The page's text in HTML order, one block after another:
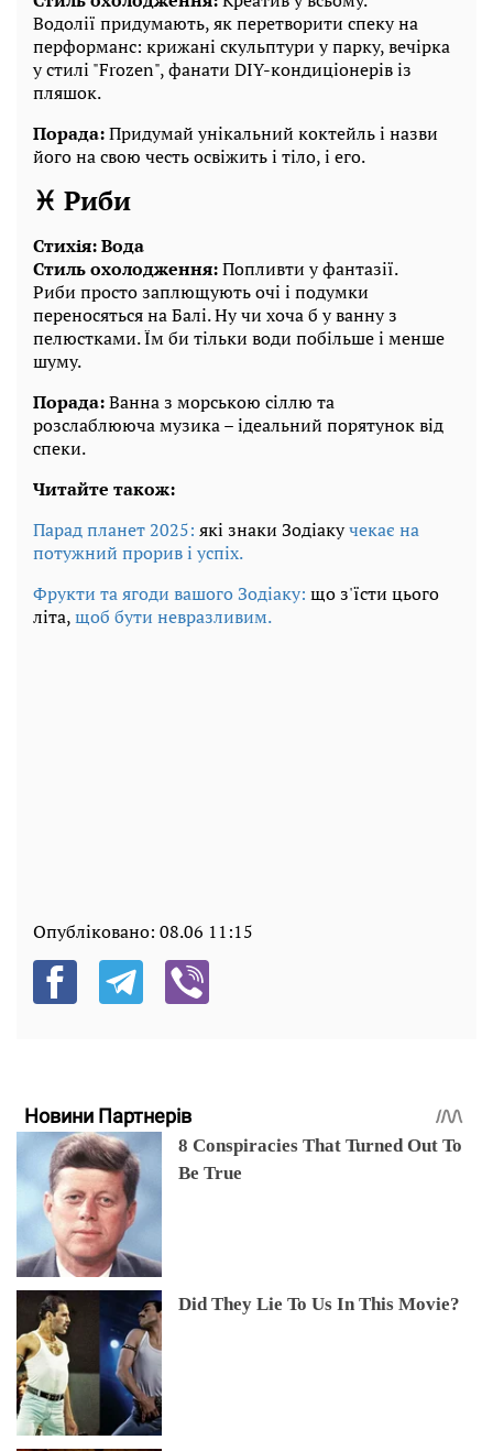
Водолії придумають, як перетворити спеку на
перформанс: крижані скульптури у парку, вечірка
у стилі "Frozen", фанати DIY-кондиціонерів із
пляшок.
Порада:Придумай унікальний коктейль і назви
його на свою честь освіжить і тіло, і его.
♓ Риби
Стихія: Вода
Стиль охолодження:Попливти у фантазії.
Риби просто заплющують очі і подумки
переносяться на Балі. Ну чи хоча б у ванну з
пелюстками. Їм би тільки води побільше і менше
шуму.
Порада:Ванна з морською сіллю та
розслаблююча музика – ідеальний порятунок від
спеки.
Читайте також:
Парад планет 2025: які знаки Зодіакучекає на
потужний прорив і успіх.
Фрукти та ягоди вашого Зодіаку: що з'їсти цього
літа,щоб бути невразливим.
Опубліковано: 08.06 11:15